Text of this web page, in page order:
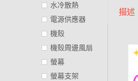
描述
水冷散熱
電源供應器
機殼
機殼周邊風扇
螢幕
螢幕支架